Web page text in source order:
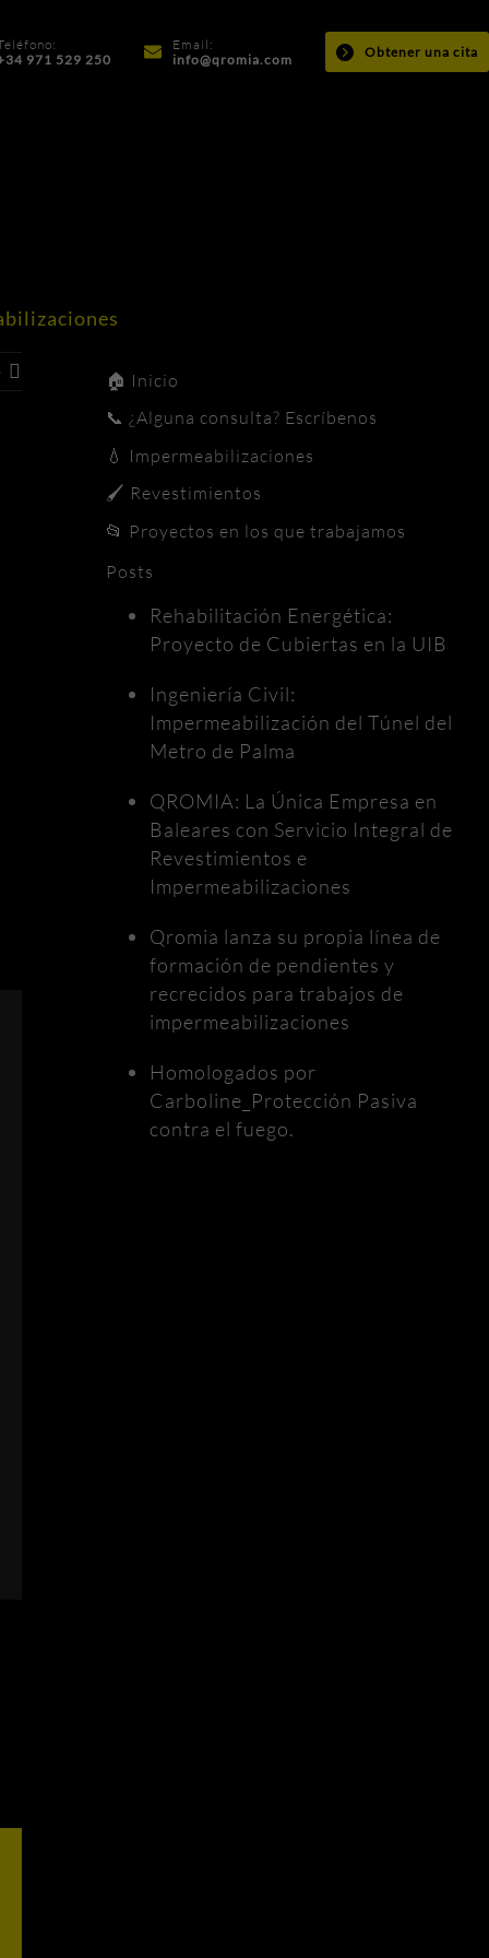
971 529 250
Email:
info@qromia.com
Obtener una cita
🏠 Inicio
📞 ¿Alguna consulta? Escríbenos
💧 Impermeabilizaciones
🖌️ Revestimientos
📂 Proyectos en los que trabajamos
Posts
Rehabilitación Energética:
Proyecto de Cubiertas en la UIB
Ingeniería Civil:
Impermeabilización del Túnel del
Metro de Palma
QROMIA: La Única Empresa en
Baleares con Servicio Integral de
Revestimientos e
Impermeabilizaciones
Qromia lanza su propia línea de
formación de pendientes y
recrecidos para trabajos de
impermeabilizaciones
Homologados por
Carboline_Protección Pasiva
contra el fuego.